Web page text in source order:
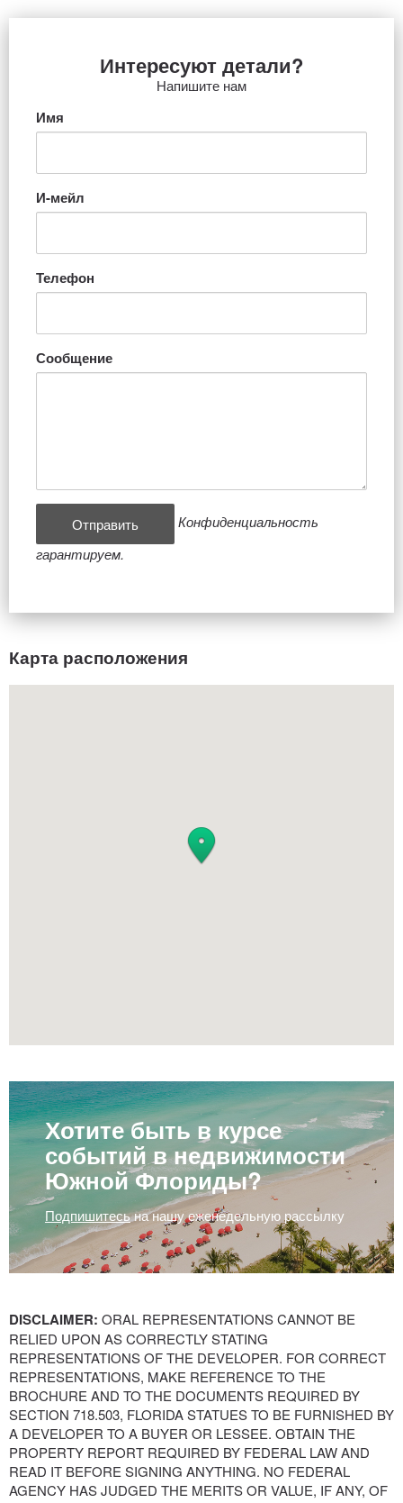
Интересуют детали?
Напишите нам
Имя
И-мейл
Телефон
Сообщение
Конфиденциальность
гарантируем.
Карта расположения
Хотите быть в курсе
событий в недвижимости
Южной Флориды?
Подпишитесьна нашу еженедельную рассылку
DISCLAIMER: ORAL REPRESENTATIONS CANNOT BE
RELIED UPON AS CORRECTLY STATING
REPRESENTATIONS OF THE DEVELOPER. FOR CORRECT
REPRESENTATIONS, MAKE REFERENCE TO THE
BROCHURE AND TO THE DOCUMENTS REQUIRED BY
SECTION 718.503, FLORIDA STATUES TO BE FURNISHED BY
A DEVELOPER TO A BUYER OR LESSEE. OBTAIN THE
PROPERTY REPORT REQUIRED BY FEDERAL LAW AND
READ IT BEFORE SIGNING ANYTHING. NO FEDERAL
AGENCY HAS JUDGED THE MERITS OR VALUE, IF ANY, OF